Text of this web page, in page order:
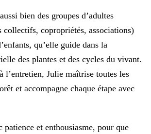
bien des groupes d’adultes
collectifs, copropriétés, associations)
qu’elle guide dans la
des plantes et des cycles du vivant.
l’entretien, Julie maîtrise toutes les
et accompagne chaque étape avec
patience et enthousiasme, pour que